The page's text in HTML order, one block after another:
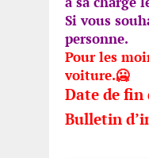
Si vous
personne.
Pour les
voiture.🥶
Date de fin
Bulletin